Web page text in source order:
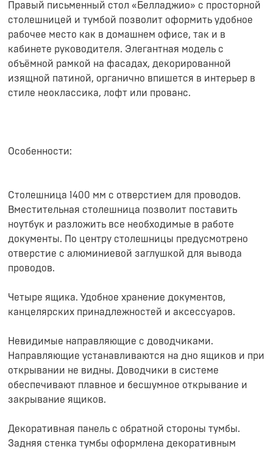
Правый письменный стол «Белладжио» с просторной
столешницей и тумбой позволит оформить удобное
рабочее место как в домашнем офисе, так и в
кабинете руководителя. Элегантная модель с
объёмной рамкой на фасадах, декорированной
изящной патиной, органично впишется в интерьер в
стиле неоклассика, лофт или прованс.
Особенности:
Столешница 1400 мм с отверстием для проводов.
Вместительная столешница позволит поставить
ноутбук и разложить все необходимые в работе
документы. По центру столешницы предусмотрено
отверстие с алюминиевой заглушкой для вывода
проводов.
Четыре ящика. Удобное хранение документов,
канцелярских принадлежностей и аксессуаров.
Невидимые направляющие с доводчиками.
Направляющие устанавливаются на дно ящиков и при
открывании не видны. Доводчики в системе
обеспечивают плавное и бесшумное открывание и
закрывание ящиков.
Декоративная панель с обратной стороны тумбы.
Задняя стенка тумбы оформлена декоративным